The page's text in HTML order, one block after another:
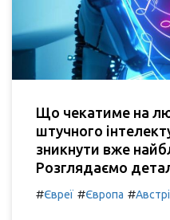
Що чекатиме на
штучного
зникнути вже
Розглядаємо
#Євреї #Європа #